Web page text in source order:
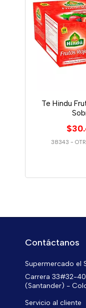
Te Hindu
38343 -
Contáctanos
Supermercado el
Carrera 33#32-
(Santander) -
Servicio al cliente